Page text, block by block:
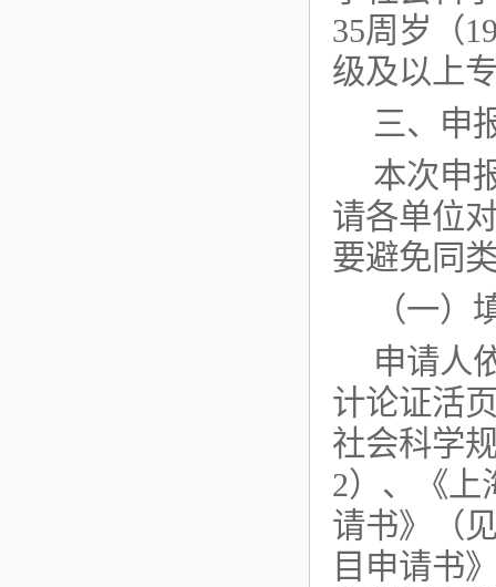
35周岁（
级及以上
三、申
本次申
请各单位
要避免同
（一）
申请人
计论证活
社会科学
2）、《上
请书》（
目申请书